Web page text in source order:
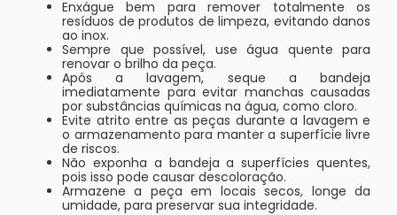
Enxágue bem para remover totalmente os
resíduos de produtos de limpeza, evitando danos
ao inox.
Sempre que possível, use água quente para
renovar o brilho da peça.
Após a lavagem, seque a bandeja
imediatamente para evitar manchas causadas
por substâncias químicas na água, como cloro.
Evite atrito entre as peças durante a lavagem e
o armazenamento para manter a superfície livre
de riscos.
Não exponha a bandeja a superfícies quentes,
pois isso pode causar descoloração.
Armazene a peça em locais secos, longe da
umidade, para preservar sua integridade.